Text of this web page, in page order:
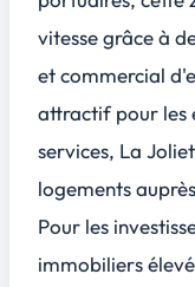
vitesse grâce à
et commercial
attractif pour les
services, La
logements
Pour les
immobiliers